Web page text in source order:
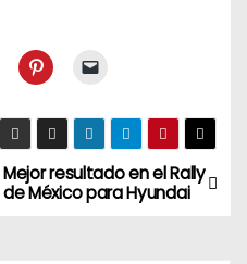
Mejor resultado en el Rally
de México para Hyundai